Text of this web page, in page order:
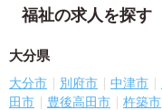
福祉の求人を探す
大分県
大分市 別府市 中津市
田市
豊後高田市 杵築市